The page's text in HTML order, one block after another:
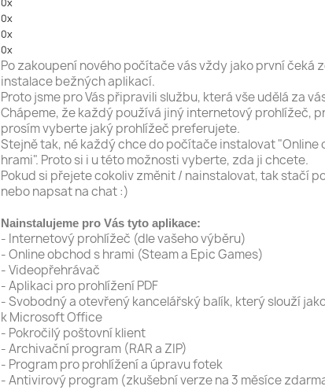
0x
0x
0x
0x
Po zakoupení nového počítače vás vždy jako první čeká
instalace bežných aplikací.
Proto jsme pro Vás připravili službu, která vše udělá za
Chápeme, že každý používá jiný internetový prohlížeč,
prosím vyberte jaký prohlížeč preferujete.
Stejně tak, né každý chce do počítače instalovat "Online
hrami". Proto si i u této možnosti vyberte, zda ji chcete.
Pokud si přejete cokoliv změnit / nainstalovat, tak stačí
nebo napsat na chat :)
Nainstalujeme pro Vás tyto aplikace:
- Internetový prohlížeč (dle vašeho výběru)
- Online obchod s hrami (Steam a Epic Games)
- Videopřehrávač
- Aplikaci pro prohlížení PDF
- Svobodný a otevřený kancelářský balík, který slouží
k Microsoft Office
- Pokročilý poštovní klient
- Archivační program (RAR a ZIP)
- Program pro prohlížení a úpravu fotek
- Antivirový program (zkušební verze na 3 měsíce